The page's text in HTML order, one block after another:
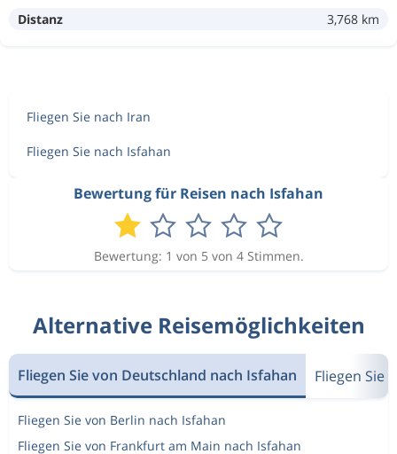
Distanz 3,768 km
Fliegen Sie nach Iran
Fliegen Sie nach Isfahan
Bewertung für Reisen nach Isfahan
Bewertung: 1 von 5 von 4 Stimmen.
Alternative Reisemöglichkeiten
Fliegen Sie von Deutschland nach Isfahan Fliegen Sie
Fliegen Sie von Berlin nach Isfahan
Fliegen Sie von Frankfurt am Main nach Isfahan